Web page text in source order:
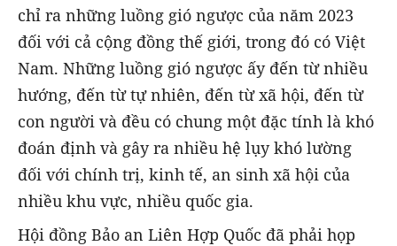
chỉ ra những luồng gió ngược của năm 2023
đối với cả cộng đồng thế giới, trong đó có Việt
Nam. Những luồng gió ngược ấy đến từ nhiều
hướng, đến từ tự nhiên, đến từ xã hội, đến từ
con người và đều có chung một đặc tính là khó
đoán định và gây ra nhiều hệ lụy khó lường
đối với chính trị, kinh tế, an sinh xã hội của
nhiều khu vực, nhiều quốc gia.
Hội đồng Bảo an Liên Hợp Quốc đã phải họp